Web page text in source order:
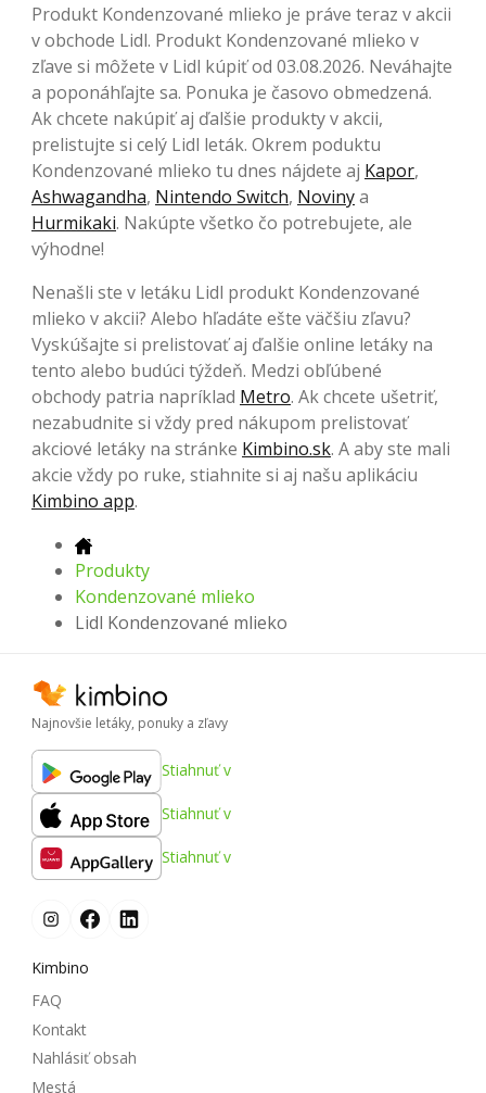
Produkt Kondenzované mlieko je práve teraz v akcii
v obchode Lidl. Produkt Kondenzované mlieko v
zľave si môžete v Lidl kúpiť od 03.08.2026. Neváhajte
a poponáhľajte sa. Ponuka je časovo obmedzená.
Ak chcete nakúpiť aj ďalšie produkty v akcii,
prelistujte si celý Lidl leták. Okrem poduktu
Kondenzované mlieko tu dnes nájdete aj Kapor,
Ashwagandha, Nintendo Switch, Novinya
Hurmikaki. Nakúpte všetko čo potrebujete, ale
výhodne!
Nenašli ste v letáku Lidl produkt Kondenzované
mlieko v akcii? Alebo hľadáte ešte väčšiu zľavu?
Vyskúšajte si prelistovať aj ďalšie online letáky na
tento alebo budúci týždeň. Medzi obľúbené
obchody patria napríklad Metro. Ak chcete ušetriť,
nezabudnite si vždy pred nákupom prelistovať
akciové letáky na stránke Kimbino.sk. A aby ste mali
akcie vždy po ruke, stiahnite si aj našu aplikáciu
Kimbino app.
Produkty
Kondenzované mlieko
Lidl Kondenzované mlieko
Najnovšie letáky, ponuky a zľavy
Stiahnuť v
Stiahnuť v
Stiahnuť v
Kimbino
FAQ
Kontakt
Nahlásiť obsah
Mestá